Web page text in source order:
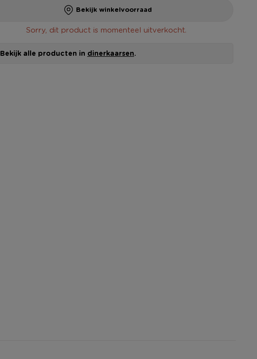
Bekijk winkelvoorraad
Sorry, dit product is momenteel uitverkocht.
Bekijk alle producten in dinerkaarsen.